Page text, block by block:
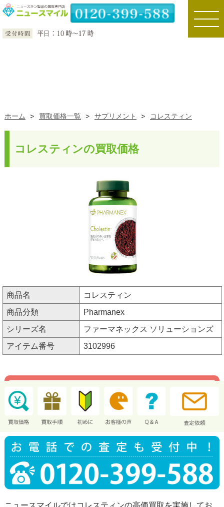
toggle
ホーム > 買取価格一覧 > サプリメント > コレスティン
コレスティンの買取価格
商品名
コレスティン
商品分類
Pharmanex
シリーズ名
ファーマネックス ソリューションズ
アイテム番号
3102996
ニュースマイルではコレスティンの高価買取を実施してお